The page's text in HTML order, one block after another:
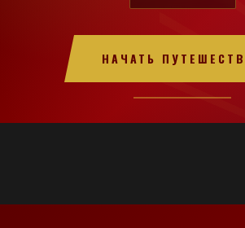
НАЧАТЬ